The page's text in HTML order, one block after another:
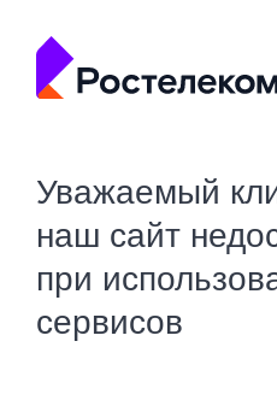
Уважаемый
наш сайт
при
сервисов